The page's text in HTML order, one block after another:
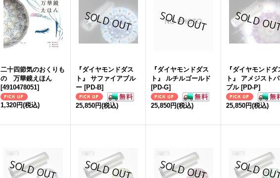
二十四節気のおくりも
の 万華鏡えほん
[4910478051]
1,320円(税込)
『ダイヤモンドダス
ト』 サファイアブル
ー [PD-B]
25,850円(税込)
『ダイヤモンドダス
ト』 ルチルゴールド
[PD-G]
25,850円(税込)
『ダイヤモンドダ
ト』 アメジスト
プル [PD-P]
25,850円(税込)